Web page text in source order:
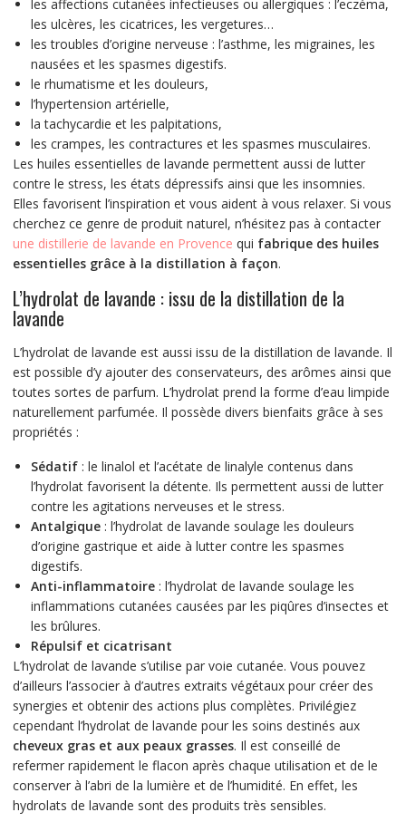
les affections cutanées infectieuses ou allergiques : l’eczéma,
les ulcères, les cicatrices, les vergetures…
les troubles d’origine nerveuse : l’asthme, les migraines, les
nausées et les spasmes digestifs.
le rhumatisme et les douleurs,
l’hypertension artérielle,
la tachycardie et les palpitations,
les crampes, les contractures et les spasmes musculaires.
Les huiles essentielles de lavande permettent aussi de lutter
contre le stress, les états dépressifs ainsi que les insomnies.
Elles favorisent l’inspiration et vous aident à vous relaxer. Si vous
cherchez ce genre de produit naturel, n’hésitez pas à contacter
une distillerie de lavande en Provence qui fabrique des huiles
essentielles grâce à la distillation à façon.
L’hydrolat de lavande : issu de la distillation de la
lavande
L’hydrolat de lavande est aussi issu de la distillation de lavande. Il
est possible d’y ajouter des conservateurs, des arômes ainsi que
toutes sortes de parfum. L’hydrolat prend la forme d’eau limpide
naturellement parfumée. Il possède divers bienfaits grâce à ses
propriétés :
Sédatif: le linalol et l’acétate de linalyle contenus dans
l’hydrolat favorisent la détente. Ils permettent aussi de lutter
contre les agitations nerveuses et le stress.
Antalgique: l’hydrolat de lavande soulage les douleurs
d’origine gastrique et aide à lutter contre les spasmes
digestifs.
Anti-inflammatoire: l’hydrolat de lavande soulage les
inflammations cutanées causées par les piqûres d’insectes et
les brûlures.
Répulsif et cicatrisant
L’hydrolat de lavande s’utilise par voie cutanée. Vous pouvez
d’ailleurs l’associer à d’autres extraits végétaux pour créer des
synergies et obtenir des actions plus complètes. Privilégiez
cependant l’hydrolat de lavande pour les soins destinés aux
cheveux gras et aux peaux grasses. Il est conseillé de
refermer rapidement le flacon après chaque utilisation et de le
conserver à l’abri de la lumière et de l’humidité. En effet, les
hydrolats de lavande sont des produits très sensibles.